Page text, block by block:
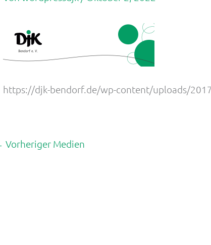
https://djk-bendorf.de/wp-content/uploads/
Vorheriger Medien